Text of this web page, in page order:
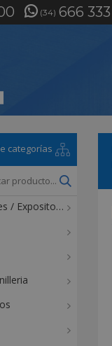
(34) 666
categorías
/ Mostradores